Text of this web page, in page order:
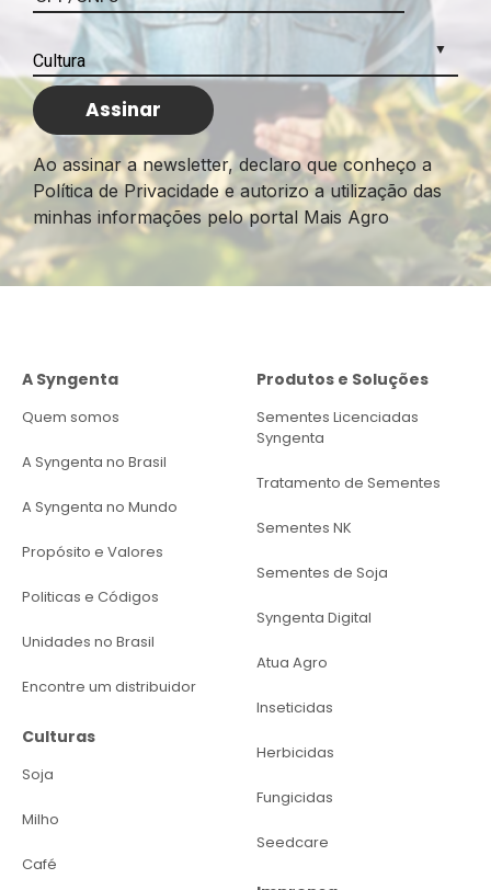
situação mais crítica no meio rural identificada
até agora.
Como o trabalho de campo segue em
andamento, a SAA informa que as medidas de
apoio poderão ser ajustadas ou ampliadas, de
forma a garantir uma resposta proporcional à real
necessidade dos produtores.
Quem pode acessar o
crédito emergencial do
de atividade agrícola ou pecuária que tenham
dano comprovado por técnico habilitado da SAA.
Os recursos podem ser utilizados para:
Aquisição de insumos, sementes, mudas e
fertilizantes.
Alimentação e medicamentos para animais.
Reparos emergenciais na infraestrutura
produtiva.
Limpeza de áreas e recomposição de
servidões.
“O produtor precisa de suporte para recuperar a
produção e voltar a trabalhar. É exatamente isso
que o Governo do Estado está fazendo, com a
chegue na ponta o mais rápido possível”,
destaca o secretário de Agricultura e
Abastecimento do Estado de São Paulo, Geraldo
Ao assinar a newsletter, declaro que conheço a
Política de Privacidade e autorizo a utilização das
minhas informações pelo portal Mais Agro
A Syngenta
Quem somos
A Syngenta no Brasil
A Syngenta no Mundo
Propósito e Valores
Politicas e Códigos
Unidades no Brasil
Encontre um distribuidor
Culturas
Soja
Milho
Café
Produtos e Soluções
Sementes Licenciadas
Syngenta
Tratamento de Sementes
Sementes NK
Sementes de Soja
Syngenta Digital
Atua Agro
Inseticidas
Herbicidas
Fungicidas
Seedcare